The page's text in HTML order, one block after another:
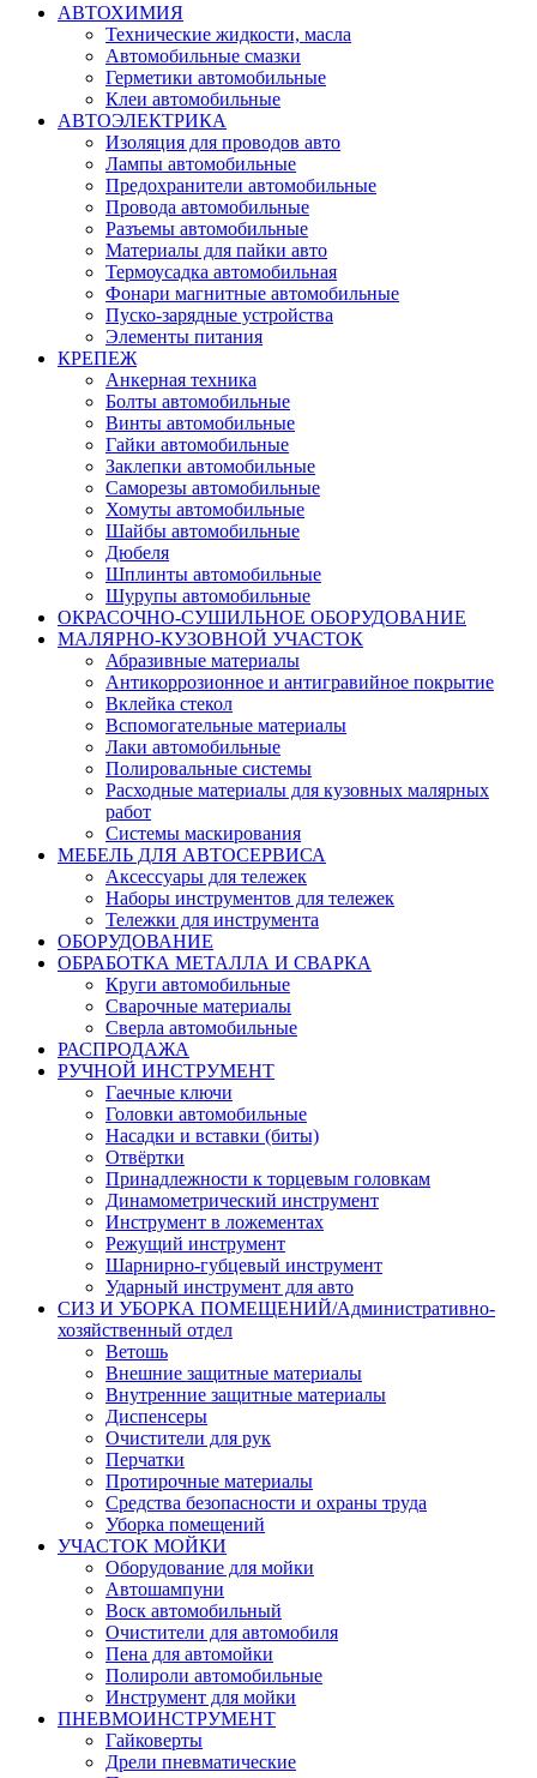
АВТОХИМИЯ
Технические жидкости, масла
Автомобильные смазки
Герметики автомобильные
Клеи автомобильные
АВТОЭЛЕКТРИКА
Изоляция для проводов авто
Лампы автомобильные
Предохранители автомобильные
Провода автомобильные
Разъемы автомобильные
Материалы для пайки авто
Термоусадка автомобильная
Фонари магнитные автомобильные
Пуско-зарядные устройства
Элементы питания
КРЕПЕЖ
Анкерная техника
Болты автомобильные
Винты автомобильные
Гайки автомобильные
Заклепки автомобильные
Саморезы автомобильные
Хомуты автомобильные
Шайбы автомобильные
Дюбеля
Шплинты автомобильные
Шурупы автомобильные
ОКРАСОЧНО-СУШИЛЬНОЕ ОБОРУДОВАНИЕ
МАЛЯРНО-КУЗОВНОЙ УЧАСТОК
Абразивные материалы
Антикоррозионное и антигравийное покрытие
Вклейка стекол
Вспомогательные материалы
Лаки автомобильные
Полировальные системы
Расходные материалы для кузовных малярных
работ
Системы маскирования
МЕБЕЛЬ ДЛЯ АВТОСЕРВИСА
Аксессуары для тележек
Наборы инструментов для тележек
Тележки для инструмента
ОБОРУДОВАНИЕ
ОБРАБОТКА МЕТАЛЛА И СВАРКА
Круги автомобильные
Сварочные материалы
Сверла автомобильные
РАСПРОДАЖА
РУЧНОЙ ИНСТРУМЕНТ
Гаечные ключи
Головки автомобильные
Насадки и вставки (биты)
Отвёртки
Принадлежности к торцевым головкам
Динамометрический инструмент
Инструмент в ложементах
Режущий инструмент
Шарнирно-губцевый инструмент
Ударный инструмент для авто
СИЗ И УБОРКА ПОМЕЩЕНИЙ/Административно-
хозяйственный отдел
Ветошь
Внешние защитные материалы
Внутренние защитные материалы
Диспенсеры
Очистители для рук
Перчатки
Протирочные материалы
Средства безопасности и охраны труда
Уборка помещений
УЧАСТОК МОЙКИ
Оборудование для мойки
Автошампуни
Воск автомобильный
Очистители для автомобиля
Пена для автомойки
Полироли автомобильные
Инструмент для мойки
ПНЕВМОИНСТРУМЕНТ
Гайковерты
Дрели пневматические